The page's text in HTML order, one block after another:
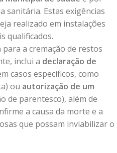
sanitária. Estas exigências
realizado em instalações
qualificados.
para a cremação de restos
inclui a declaração de
casos específicos, como
ou autorização de um
de parentesco), além de
a causa da morte e a
que possam inviabilizar o